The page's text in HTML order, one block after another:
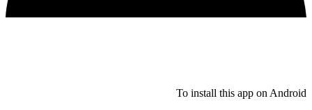
To install this app on Android